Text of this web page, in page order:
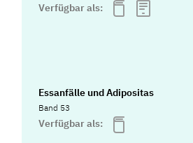
Verfügbar als:
Essanfälle und Adipositas
Band 53
Verfügbar als: